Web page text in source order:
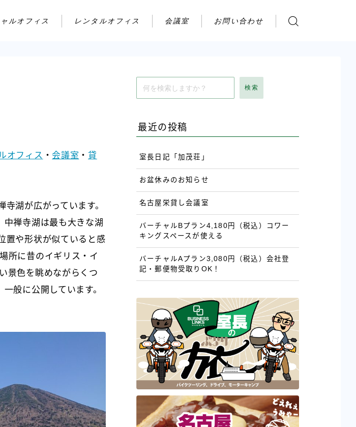
ルオフィス レンタルオフィス 会議室 お問い合わせ
アクセス
オフィス ・会議室 ・貸
湖が広がっています。
中禅寺湖は最も大きな湖
置や形状が似ていると感
所に昔のイギリス・イ
景色を眺めながらくつ
般に公開しています。
検索
最近の投稿
室長日記「加茂荘」
お盆休みのお知らせ
名古屋栄貸し会議室
バーチャルBプラン4,180円（税込）コワー
キングスペースが使える
バーチャルAプラン3,080円（税込）会社登
記・郵便物受取りOK！